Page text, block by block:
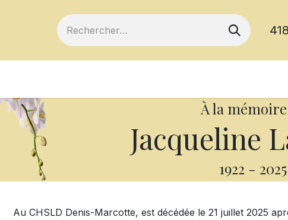
À la
Jacqueline
1922 - 2025
Au CHSLD Denis-Marcotte, est décédée le 21 juillet 2025